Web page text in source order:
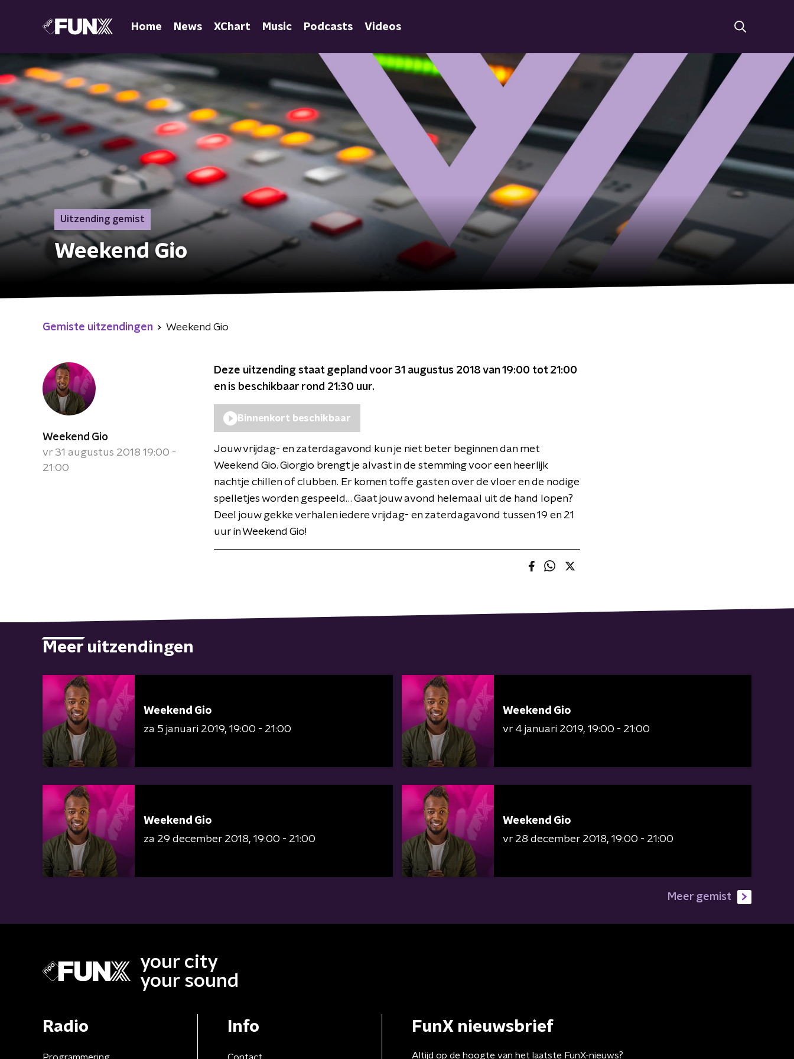
Home News XChart Music Podcasts Videos
Uitzending gemist
Weekend Gio
Gemiste uitzendingen Weekend Gio
Weekend Gio
vr 31 augustus 2018 19:00 -
21:00
Deze uitzending staat gepland voor 31 augustus 2018 van 19:00 tot 21:00
en is beschikbaar rond 21:30 uur.
Binnenkort beschikbaar
Jouw vrijdag- en zaterdagavond kun je niet beter beginnen dan met
Weekend Gio. Giorgio brengt je alvast in de stemming voor een heerlijk
nachtje chillen of clubben. Er komen toffe gasten over de vloer en de nodige
spelletjes worden gespeeld… Gaat jouw avond helemaal uit de hand lopen?
Deel jouw gekke verhalen iedere vrijdag- en zaterdagavond tussen 19 en 21
uur in Weekend Gio!
Meer uitzendingen
Weekend Gio
za 5 januari 2019 19:00 - 21:00
Weekend Gio
vr 4 januari 2019 19:00 - 21:00
Weekend Gio
za 29 december 2018 19:00 - 21:00
Weekend Gio
vr 28 december 2018 19:00 - 21:00
Meer gemist
your city
your sound
Radio
Programmering
Info
Contact
FunX nieuwsbrief
Altijd op de hoogte van het laatste FunX-nieuws?